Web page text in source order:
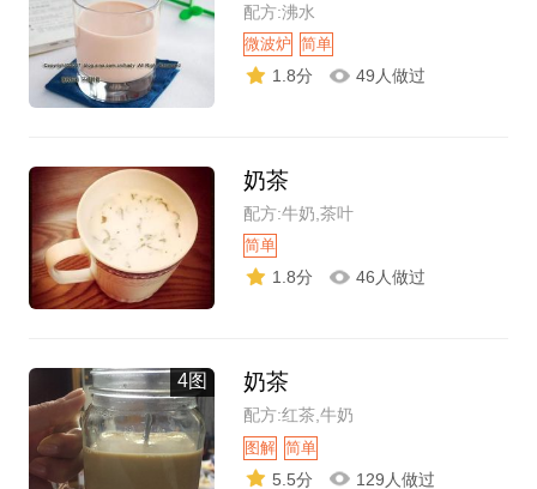
配方:沸水
微波炉 简单
1.8分 49人做过
奶茶
配方:牛奶,茶叶
简单
1.8分 46人做过
4图 奶茶
配方:红茶,牛奶
图解 简单
5.5分 129人做过